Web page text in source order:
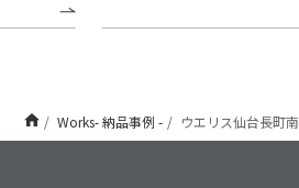
Works- 納品事例 - ウエリス仙台長町南